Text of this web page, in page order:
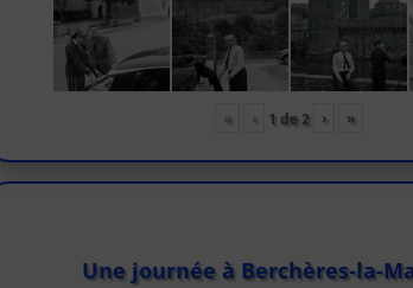
« ‹ 1 de2 › »
Une journée à Berchères-la-